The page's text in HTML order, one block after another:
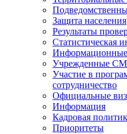
Защита населения
Результаты
Статистическая
Учрежденные
Участие в
сотрудничество
Официальные
Информация
Кадровая
Приоритеты